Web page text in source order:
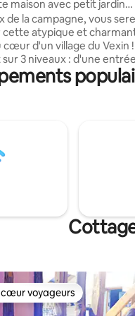
maison avec petit jardin
de la campagne, vous
cette atypique et
cœur d'un village du Vexin !
sur 3 niveaux : d'une
restée authentique et
avec poêle à bois, de 2
pour quelques jours de
à la campagne. Les
alentours sont très
cœur voyageurs
voyageurs